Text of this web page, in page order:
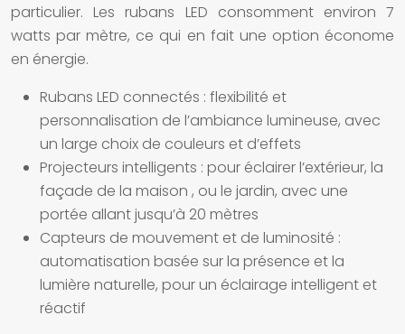
particulier. Lesrubans LED consomment environ 7
watts par mètre, ce qui en fait une option économe
en énergie.
Rubans LED connectés : flexibilité et
personnalisation de l’ambiance lumineuse, avec
un large choix de couleurs et d’effets
Projecteurs intelligents : pour éclairer l’extérieur, la
façade de la maison , ou le jardin, avec une
portée allant jusqu’à 20 mètres
Capteurs de mouvement et de luminosité :
automatisation basée sur la présence et la
lumière naturelle, pour un éclairage intelligent et
réactif